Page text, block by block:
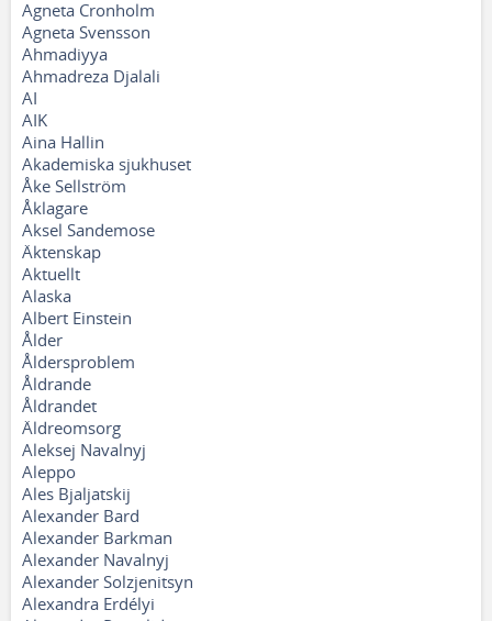
Agneta Cronholm
Agneta Svensson
Ahmadiyya
Ahmadreza Djalali
AI
AIK
Aina Hallin
Akademiska sjukhuset
Åke Sellström
Åklagare
Aksel Sandemose
Äktenskap
Aktuellt
Alaska
Albert Einstein
Ålder
Åldersproblem
Åldrande
Åldrandet
Äldreomsorg
Aleksej Navalnyj
Aleppo
Ales Bjaljatskij
Alexander Bard
Alexander Barkman
Alexander Navalnyj
Alexander Solzjenitsyn
Alexandra Erdélyi